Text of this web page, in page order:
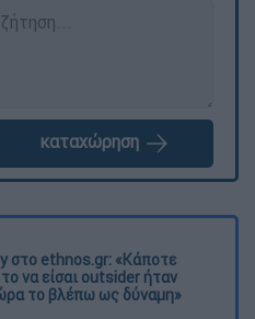
καταχώρηση
στο ethnos.gr: «Κάποτε
να είσαι outsider ήταν
το βλέπω ως δύναμη»